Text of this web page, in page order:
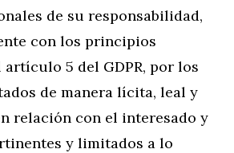
de su responsabilidad,
con los principios
5 del GDPR, por los
de manera lícita, leal y
relación con el interesado y
y limitados a lo